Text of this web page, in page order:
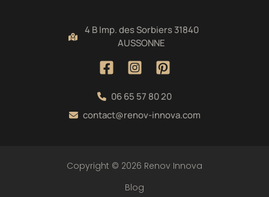
4 B Imp. des Sorbiers 31840
AUSSONNE
06 65 57 80 20
contact@renov-innova.com
Copyright © 2026 Renov Innova
Blog